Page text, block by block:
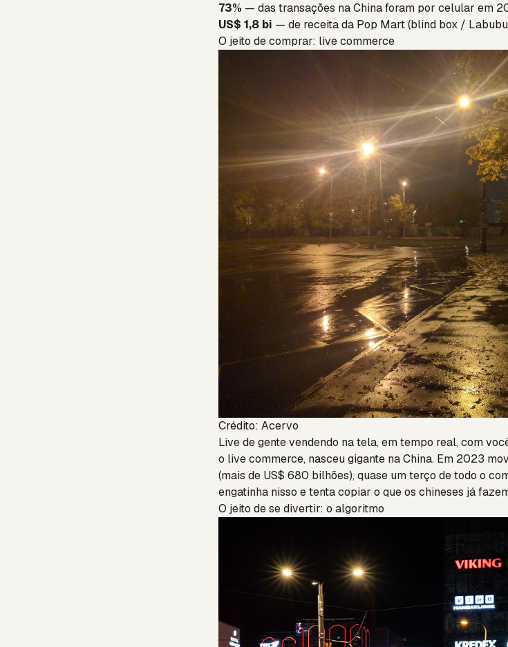
73% — das transações na China foram por celular em
US$ 1,8 bi — de receita da Pop Mart (blind box /
O jeito de comprar: live commerce
Crédito: Acervo
Live de gente vendendo na tela, em tempo real, com
o live commerce, nasceu gigante na China. Em 2023
(mais de US$ 680 bilhões), quase um terço de todo o
engatinha nisso e tenta copiar o que os chineses já
O jeito de se divertir: o algoritmo